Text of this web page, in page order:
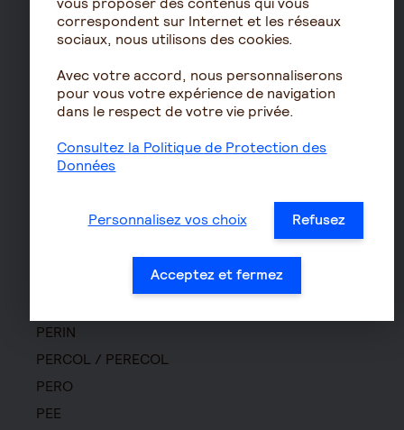
Prévoyance
Assurance décès
Assurance obsèques
Assurance prévoyance TNS
Prévoyance entreprise
PERIN
PERCOL / PERECOL
PERO
PEE
correspondent sur Internet et les réseaux
sociaux, nous utilisons des cookies.
Avec votre accord, nous personnaliserons
pour vous votre expérience de navigation
dans le respect de votre vie privée.
Consultez la Politique de Protection des
Données
Personnalisez vos choix Refusez
Acceptez et fermez